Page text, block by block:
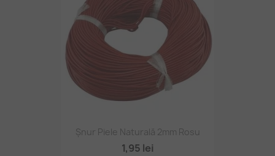
Șnur Piele Naturală 2mm Rosu
1,95 lei